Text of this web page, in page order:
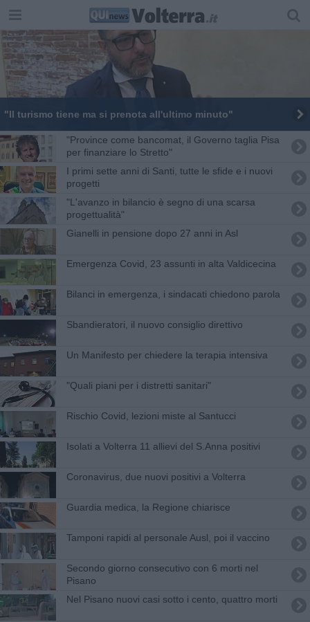
"Il turismo tiene ma si prenota all'ultimo minuto"
"Province come bancomat, il Governo taglia Pisa
per finanziare lo Stretto"
I primi sette anni di Santi, tutte le sfide e i nuovi
progetti
"L'avanzo in bilancio è segno di una scarsa
progettualità"
Gianelli in pensione dopo 27 anni in Asl
Emergenza Covid, 23 assunti in alta Valdicecina
Bilanci in emergenza, i sindacati chiedono parola
Sbandieratori, il nuovo consiglio direttivo
Un Manifesto per chiedere la terapia intensiva
"Quali piani per i distretti sanitari"
Rischio Covid, lezioni miste al Santucci
Isolati a Volterra 11 allievi del S.Anna positivi
Coronavirus, due nuovi positivi a Volterra
Guardia medica, la Regione chiarisce
Tamponi rapidi al personale Ausl, poi il vaccino
Secondo giorno consecutivo con 6 morti nel
Pisano
Nel Pisano nuovi casi sotto i cento, quattro morti